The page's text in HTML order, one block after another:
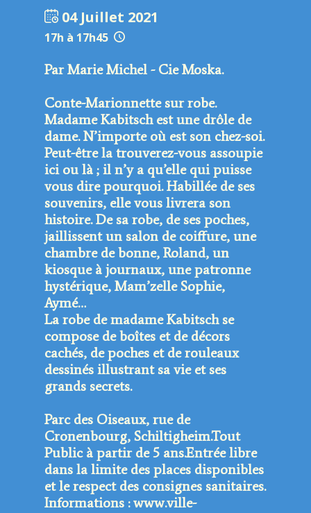
04 Juillet 2021
17h à 17h45
Par Marie Michel - Cie Moska.
Conte-Marionnette sur robe.
Madame Kabitsch est une drôle de
dame. N’importe où est son chez-soi.
Peut-être la trouverez-vous assoupie
ici ou là ; il n’y a qu’elle qui puisse
vous dire pourquoi. Habillée de ses
souvenirs, elle vous livrera son
histoire. De sa robe, de ses poches,
jaillissent un salon de coiffure, une
chambre de bonne, Roland, un
kiosque à journaux, une patronne
hystérique, Mam’zelle Sophie,
Aymé…
La robe de madame Kabitsch se
compose de boîtes et de décors
cachés, de poches et de rouleaux
dessinés illustrant sa vie et ses
grands secrets.
Parc des Oiseaux, rue de
Cronenbourg, Schiltigheim.Tout
Public à partir de 5 ans.Entrée libre
dans la limite des places disponibles
et le respect des consignes sanitaires.
Informations :www.ville-